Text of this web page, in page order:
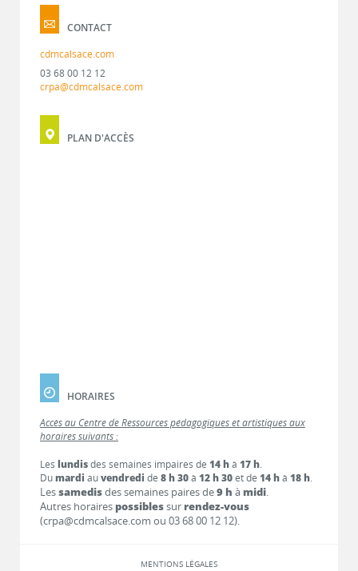
CONTACT
cdmcalsace.com
03 68 00 12 12
crpa@cdmcalsace.com
PLAN D'ACCÈS
HORAIRES
Accès au Centre de Ressources pédagogiques et artistiques aux
horaires suivants :
Les lundisdes semaines impaires de 14 hà 17 h.
Dumardi auvendredi de 8 h 30à 12 h 30et de 14 hà 18 h.
Lessamedisdes semaines paires de9 h à midi.
Autres horaires possiblessur rendez-vous
(crpa@cdmcalsace.com ou 03 68 00 12 12).
MENTIONS LÉGALES